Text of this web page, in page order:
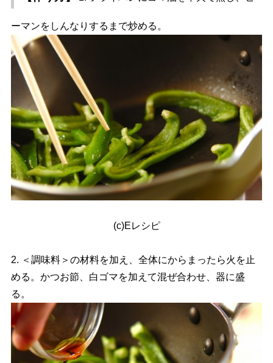
ーマンをしんなりするまで炒める。
(c)Eレシピ
2. ＜調味料＞の材料を加え、全体にからまったら火を止
める。かつお節、白ゴマを加えて混ぜ合わせ、器に盛
る。